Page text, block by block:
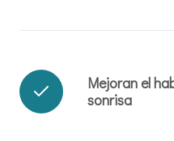
Mejoran el
sonrisa